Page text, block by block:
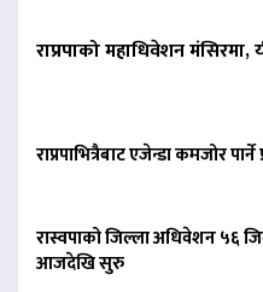
राप्रपाको महाधिवेशन
राप्रपाभित्रैबाट एजेन्डा कमजोर
रास्वपाको जिल्ला अधिवेशन ५६
आजदेखि सुरु